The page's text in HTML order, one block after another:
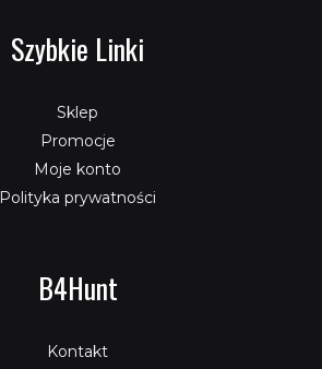
Szybkie Linki
Sklep
Promocje
Moje konto
Polityka prywatności
B4Hunt
Kontakt